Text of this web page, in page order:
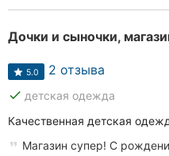
Дочки и сыночки,
5.0 2 отзыва
done детская одежда
Качественная детская
Магазин супер! С